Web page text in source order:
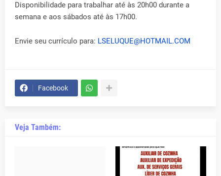
Disponibilidade para trabalhar até às 20h00 durante a
semana e aos sábados até às 17h00.
Envie seu currículo para: LSELUQUE@HOTMAIL.COM
Facebook
Veja Também: